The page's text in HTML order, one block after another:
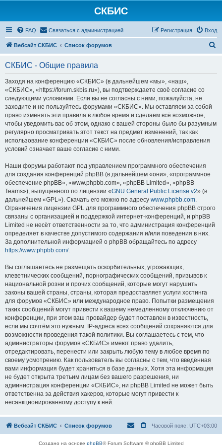
СКБИС
FAQ Связаться с администрацией Вход
Регистрация
Вебсайт СКБИС Список форумов
СКБИС - Общие правила
Заходя на конференцию «СКБИС» (в дальнейшем «мы», «наш»,
«СКБИС», «https://forum.skbis.ru»), вы подтверждаете своё согласие со
следующими условиями. Если вы не согласны с ними, пожалуйста, не
заходите и не пользуйтесь форумами «СКБИС». Мы оставляем за собой
право изменять эти правила в любое время и сделаем всё возможное,
чтобы уведомить вас об этом, однако с вашей стороны было бы разумным
регулярно просматривать этот текст на предмет изменений, так как
использование конференции «СКБИС» после обновления/исправления
условий означает ваше согласие с ними.
Наши форумы работают под управлением программного обеспечения
для создания конференций phpBB (в дальнейшем «они», «программное
обеспечение phpBB», «www.phpbb.com», «phpBB Limited», «phpBB
Teams»), выпущенного по лицензии «GNU General Public License v2» (в
дальнейшем «GPL»). Скачать его можно по адресу www.phpbb.com.
Ограничения лицензии GPL для программного обеспечения phpBB строго
связаны с организацией и поддержкой интернет-конференций, и phpBB
Limited не несёт ответственности за то, что администрация конференций
определяет в качестве допустимого содержания и/или поведения в них.
За дополнительной информацией о phpBB обращайтесь по адресу
https://www.phpbb.com/.
Вы соглашаетесь не размещать оскорбительных, угрожающих,
клеветнических сообщений, порнографических сообщений, призывов к
национальной розни и прочих сообщений, которые могут нарушить
законы вашей страны, страны, которая предоставляет услуги хостинга
для форумов «СКБИС» или международное право. Попытки размещения
таких сообщений могут привести к вашему немедленному отключению от
конференции, при этом ваш провайдер будет поставлен в известность,
если мы сочтём это нужным. IP-адреса всех сообщений сохраняются для
возможности проведения такой политики. Вы соглашаетесь с тем, что
администраторы форумов «СКБИС» имеют право удалить,
отредактировать, перенести или закрыть любую тему в любое время по
своему усмотрению. Как пользователь вы согласны с тем, что введённая
вами информация будет храниться в базе данных. Хотя эта информация
не будет открыта третьим лицам без вашего разрешения, ни
администрация конференции «СКБИС», ни phpBB Limited не может быть
ответственна за действия хакеров, которые могут привести к
несанкционированному доступу к ней.
Вебсайт СКБИС Список форумов Часовой пояс: UTC+03:00
Создано на основе phpBB® Forum Software © phpBB Limited